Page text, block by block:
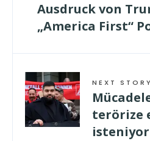
Ausdruck von
„America First“
NEXT STORY
terörize
isteniyor